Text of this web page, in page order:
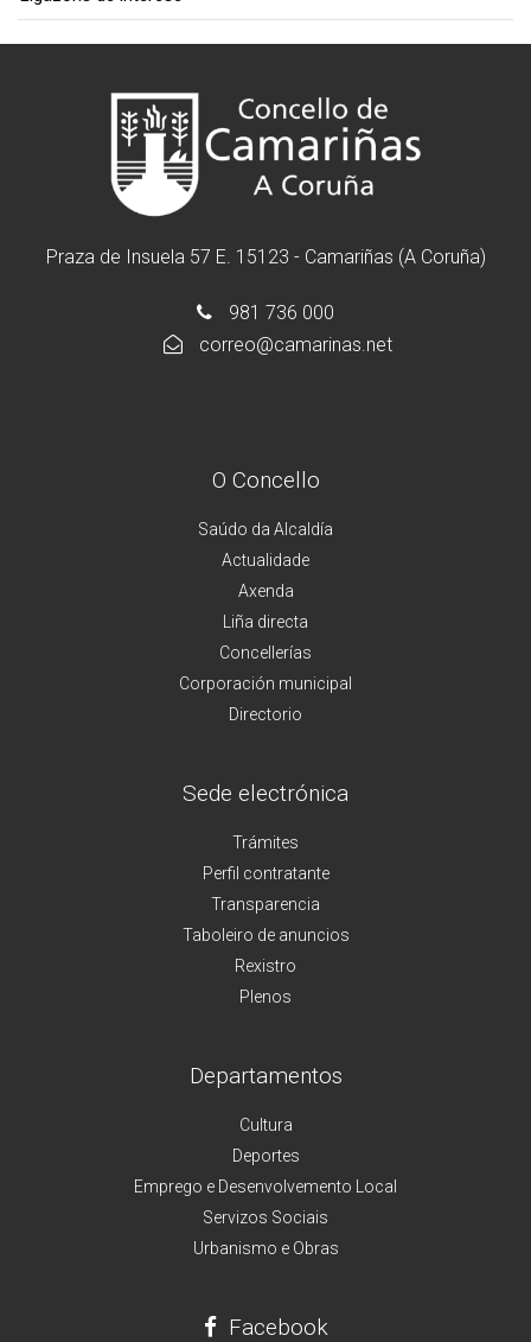
Praza de Insuela 57 E. 15123 - Camariñas (A Coruña)
981 736 000
correo@camarinas.net
O Concello
Saúdo da Alcaldía
Actualidade
Axenda
Liña directa
Concellerías
Corporación municipal
Directorio
Sede electrónica
Trámites
Perfil contratante
Transparencia
Taboleiro de anuncios
Rexistro
Plenos
Departamentos
Cultura
Deportes
Emprego e Desenvolvemento Local
Servizos Sociais
Urbanismo e Obras
Facebook